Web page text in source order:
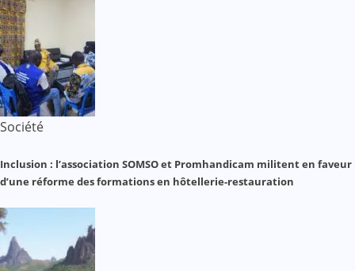
Société
Inclusion : l’association SOMSO et Promhandicam militent en faveur
d’une réforme des formations en hôtellerie-restauration